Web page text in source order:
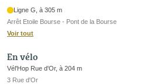
Ligne G, à 305 m
Arrêt Etoile Bourse - Pont de la Bourse
Voir tout
En vélo
Vél'Hop Rue d'Or, à 204 m
3 Rue d'Or